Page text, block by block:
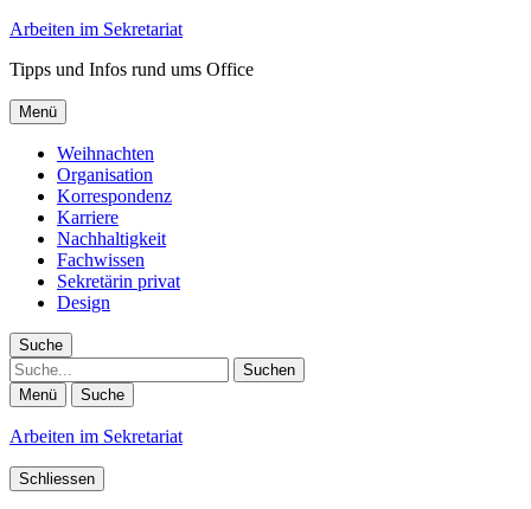
Arbeiten im Sekretariat
Tipps und Infos rund ums Office
Menü
Weihnachten
Organisation
Korrespondenz
Karriere
Nachhaltigkeit
Fachwissen
Sekretärin privat
Design
Suche
Suche
Menü Suche
Arbeiten im Sekretariat
Schliessen